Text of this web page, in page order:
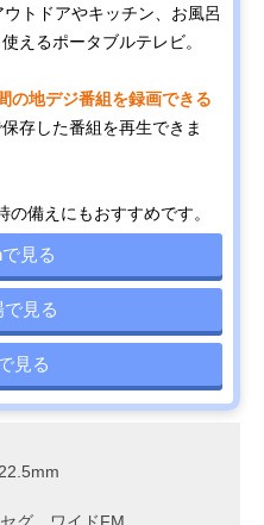
トドアやキッチン、お風呂
えるポータブルテレビ。
の地デジ番組を録画できる
存した番組を再生できま
備えにもおすすめです。
見る
見る
見る
グ、ワイドFM